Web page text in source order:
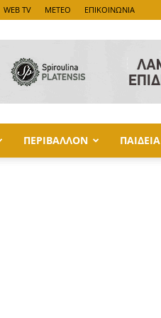
WEB TV METEO ΕΠΙΚΟΙΝΩΝΙΑ
ΠΕΡΙΒΑΛΛΟΝ ΠΑΙΔΕΙΑ